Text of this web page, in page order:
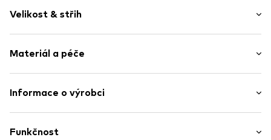
Kůže
Kulatá špička
Polstrovaná stélka
Lak
Položka č. GABil5v001000002
Velikost & střih
Materiál a péče
Vrchní materiál: Kozí kůže
Obsahuje netextilní části živočišného původu: ano
Informace o výrobci
Joachim-Gabor-Platz 1
Funkčnost